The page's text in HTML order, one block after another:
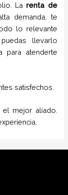
Larenta de
demanda, te
lo relevante
llevarlo
para atenderte
satisfechos.
mejor aliado.